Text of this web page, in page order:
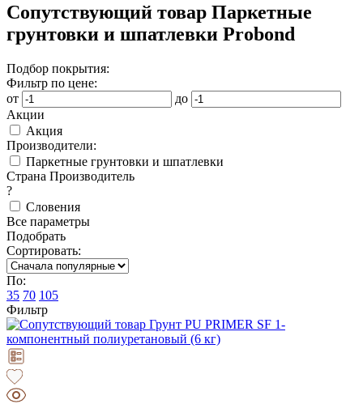
Сопутствующий товар Паркетные
грунтовки и шпатлевки Probond
Подбор покрытия:
Фильтр по цене:
от
до
Акции
Акция
Производители:
Паркетные грунтовки и шпатлевки
Страна Производитель
?
Словения
Все параметры
Подобрать
Сортировать:
По:
35 70 105
Фильтр